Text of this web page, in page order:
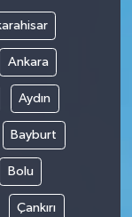
Ankara
Aydın
Bayburt
Bolu
Çankırı